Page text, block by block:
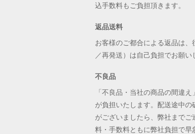
込手数料もご負担頂きます。
返品送料
お客様のご都合による返品は、
／再発送）は自己負担でお願い
不良品
「不良品・当社の商品の間違
が負担いたします。配送途中の
がございましたら、弊社までご
料・手数料ともに弊社負担で早